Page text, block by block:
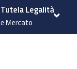
Tutela Legalità
e Mercato